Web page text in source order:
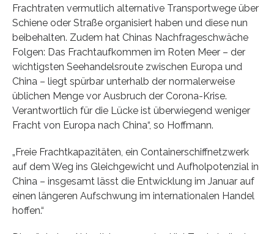
Frachtraten vermutlich alternative Transportwege über
Schiene oder Straße organisiert haben und diese nun
beibehalten. Zudem hat Chinas Nachfrageschwäche
Folgen: Das Frachtaufkommen im Roten Meer – der
wichtigsten Seehandelsroute zwischen Europa und
China – liegt spürbar unterhalb der normalerweise
üblichen Menge vor Ausbruch der Corona-Krise.
Verantwortlich für die Lücke ist überwiegend weniger
Fracht von Europa nach China“, so Hoffmann.
„Freie Frachtkapazitäten, ein Containerschiffnetzwerk
auf dem Weg ins Gleichgewicht und Aufholpotenzial in
China – insgesamt lässt die Entwicklung im Januar auf
einen längeren Aufschwung im internationalen Handel
hoffen.“